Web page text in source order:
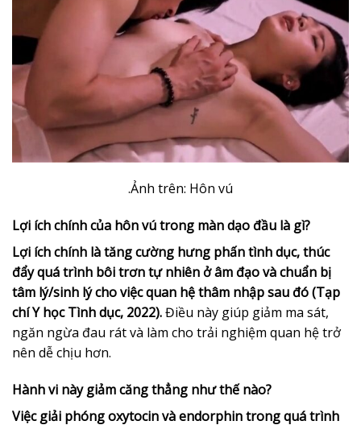
.Ảnh trên: Hôn vú
Lợi ích chính của hôn vú trong màn dạo đầu là gì?
Lợi ích chính là tăng cường hưng phấn tình dục, thúc
đẩy quá trình bôi trơn tự nhiên ở âm đạo và chuẩn bị
tâm lý/sinh lý cho việc quan hệ thâm nhập sau đó (Tạp
chí Y học Tình dục, 2022).Điều này giúp giảm ma sát,
ngăn ngừa đau rát và làm cho trải nghiệm quan hệ trở
nên dễ chịu hơn.
Hành vi này giảm căng thẳng như thế nào?
Việc giải phóng oxytocin và endorphin trong quá trình